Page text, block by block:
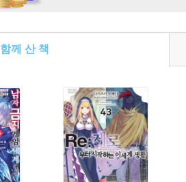
함께 산 책